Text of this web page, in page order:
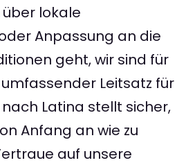
lokale
Anpassung an die
geht, wir sind für
Leitsatz für
Latina stellt sicher,
Anfang an wie zu
auf unsere